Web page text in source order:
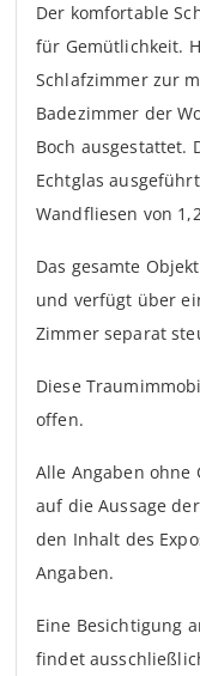
Der komfortable
für Gemütlichkeit.
Schlafzimmer zur
Badezimmer der
Boch ausgestattet.
Echtglas
Wandfliesen von
Das gesamte
und verfügt über
Zimmer separat
Diese
offen.
Alle Angaben ohne
auf die Aussage
den Inhalt des
Angaben.
Eine Besichtigung
findet